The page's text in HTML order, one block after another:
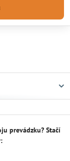
prevádzku? Stačí